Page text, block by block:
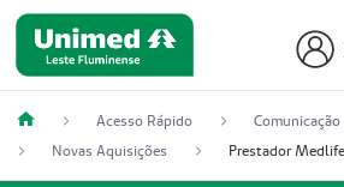
Acesso Rápido
Comunicação
Novas Aquisições